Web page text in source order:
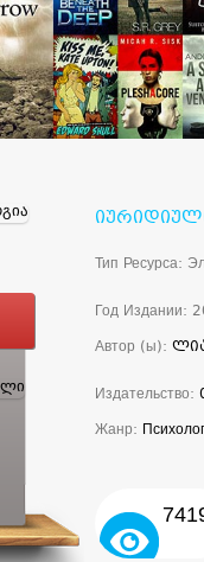
Тип Ресурса:
Год Издании:
Автор (ы):
Издательство:
Жанр: